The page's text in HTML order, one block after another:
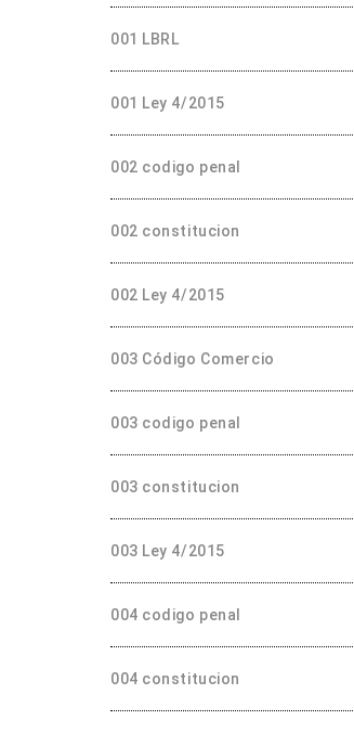
001 LBRL
001 Ley 4/2015
002 codigo penal
002 constitucion
002 Ley 4/2015
003 Código Comercio
003 codigo penal
003 constitucion
003 Ley 4/2015
004 codigo penal
004 constitucion